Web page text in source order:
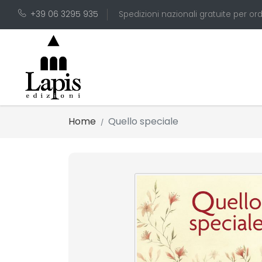
+39 06 3295 935 Spedizioni nazionali gratuite per
Home Quello speciale